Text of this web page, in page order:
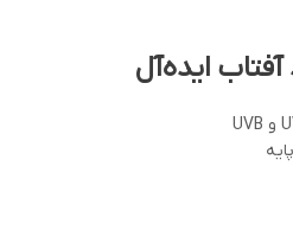
ایده‌آل